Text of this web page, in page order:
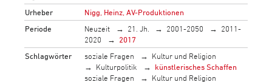
Urheber
Nigg, Heinz, AV-Produktionen
Periode
Neuzeit 21. Jh. 2001-2050
2011-
2020
2017
Schlagwörter
soziale Fragen
Kultur und Religion
Kulturpolitik
künstlerisches Schaffen
soziale Fragen
Kultur und Religion